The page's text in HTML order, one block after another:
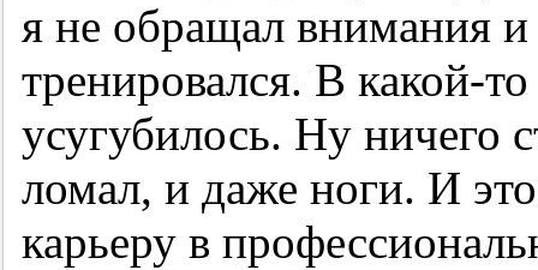
я не обращал внимания и
тренировался. В какой-
усугубилось. Ну ничего
ломал, и даже ноги. И
карьеру в